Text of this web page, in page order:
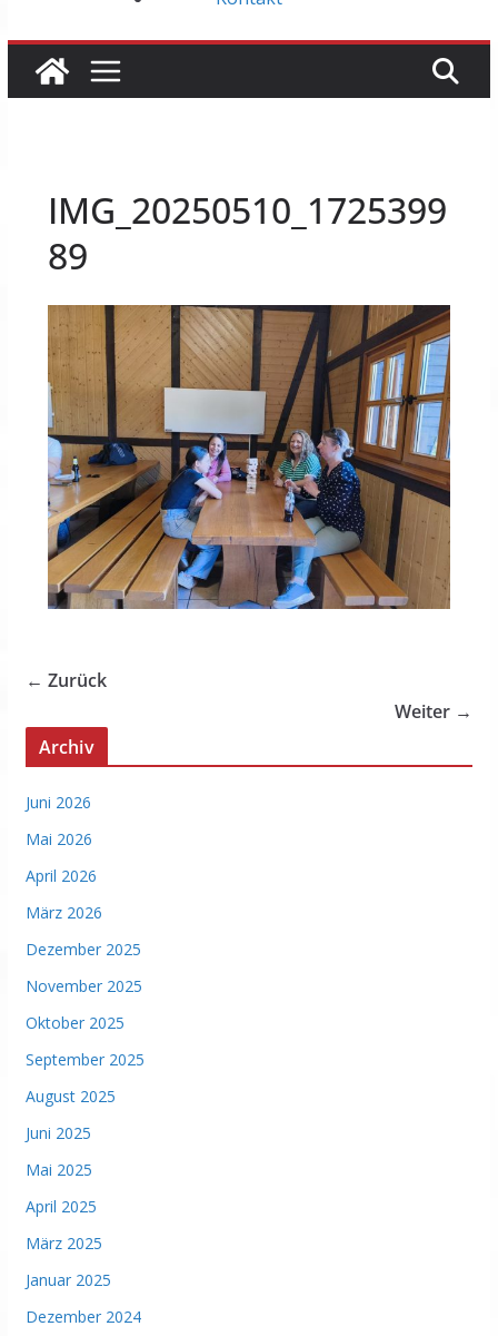
IMG_20250510_1725399
89
← Zurück
Weiter →
Archiv
Juni 2026
Mai 2026
April 2026
März 2026
Dezember 2025
November 2025
Oktober 2025
September 2025
August 2025
Juni 2025
Mai 2025
April 2025
März 2025
Januar 2025
Dezember 2024